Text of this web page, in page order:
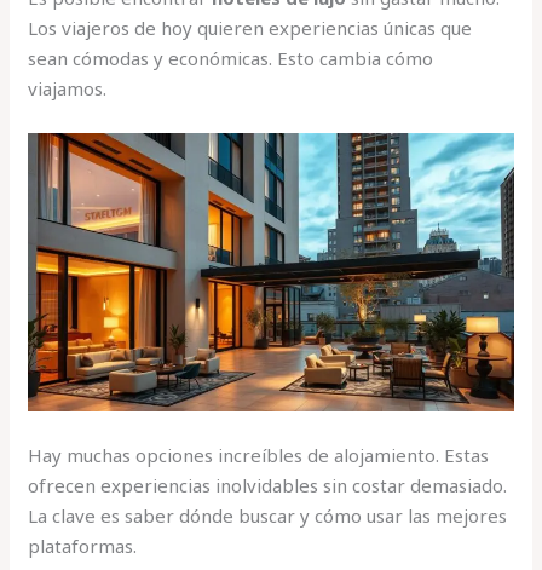
Los viajeros de hoy quieren experiencias únicas que
sean cómodas y económicas. Esto cambia cómo
viajamos.
Hay muchas opciones increíbles de alojamiento. Estas
ofrecen experiencias inolvidables sin costar demasiado.
La clave es saber dónde buscar y cómo usar las mejores
plataformas.